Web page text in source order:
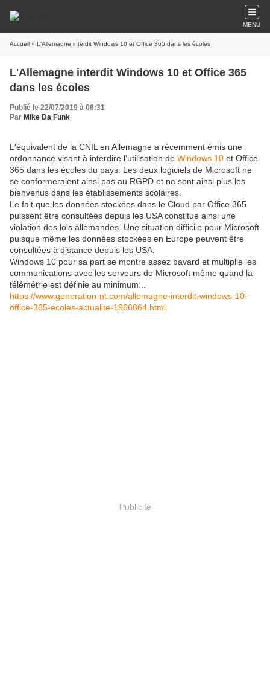
MENU
Accueil » L'Allemagne interdit Windows 10 et Office 365 dans les écoles
L'Allemagne interdit Windows 10 et Office 365
dans les écoles
Publié le 22/07/2019 à 06:31
Par Mike Da Funk
L'équivalent de la CNIL en Allemagne a récemment émis une
ordonnance visant à interdire l'utilisation de Windows 10 et Office
365 dans les écoles du pays. Les deux logiciels de Microsoft ne
se conformeraient ainsi pas au RGPD et ne sont ainsi plus les
bienvenus dans les établissements scolaires.
Le fait que les données stockées dans le Cloud par Office 365
puissent être consultées depuis les USA constitue ainsi une
violation des lois allemandes. Une situation difficile pour Microsoft
puisque même les données stockées en Europe peuvent être
consultées à distance depuis les USA.
Windows 10 pour sa part se montre assez bavard et multiplie les
communications avec les serveurs de Microsoft même quand la
télémétrie est définie au minimum...
https://www.generation-nt.com/allemagne-interdit-windows-10-
office-365-ecoles-actualite-1966864.html
Publicité